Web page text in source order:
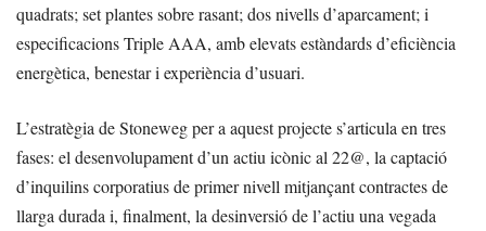
quadrats; set plantes sobre rasant; dos nivells d’aparcament; i
especificacions Triple AAA, amb elevats estàndards d’eficiència
energètica, benestar i experiència d’usuari.
L’estratègia de Stoneweg per a aquest projecte s’articula en tres
fases: el desenvolupament d’un actiu icònic al 22@, la captació
d’inquilins corporatius de primer nivell mitjançant contractes de
llarga durada i, finalment, la desinversió de l’actiu una vegada